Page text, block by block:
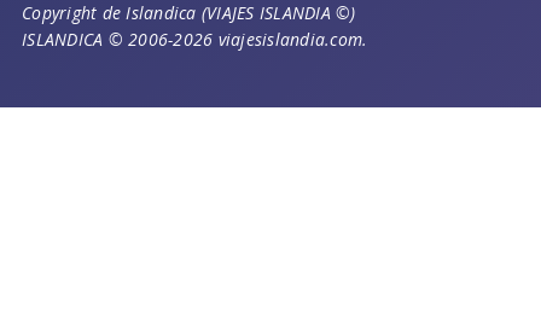
Copyright de Islandica (VIAJES ISLANDIA ©)
ISLANDICA © 2006-2026 viajesislandia.com.